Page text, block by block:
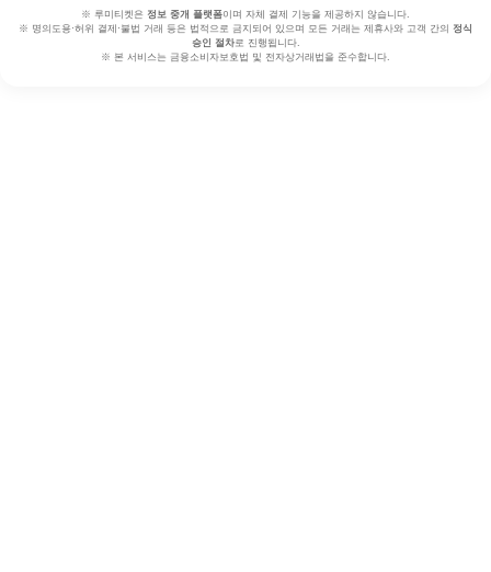
※ 루미티켓은 정보 중개 플랫폼이며 자체 결제 기능을 제공하지 않습니다.
※ 명의도용·허위 결제·불법 거래 등은 법적으로 금지되어 있으며 모든 거래는 제휴사와 고객 간의 정식
승인 절차로 진행됩니다.
※ 본 서비스는 금융소비자보호법 및 전자상거래법을 준수합니다.